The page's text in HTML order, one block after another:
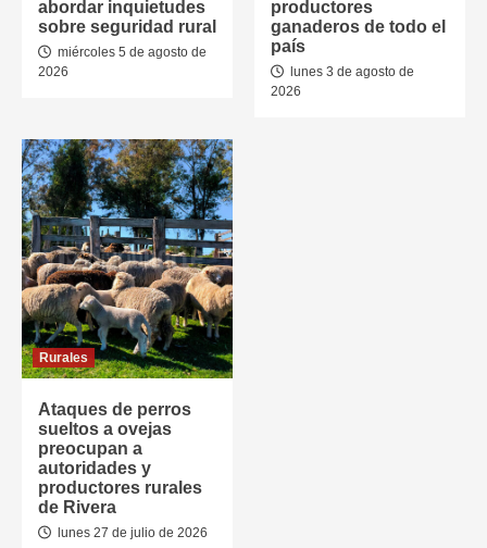
abordar inquietudes
sobre seguridad rural
miércoles 5 de agosto de
2026
productores
ganaderos de todo el
país
lunes 3 de agosto de
2026
Rurales
Ataques de perros
sueltos a ovejas
preocupan a
autoridades y
productores rurales
de Rivera
lunes 27 de julio de 2026